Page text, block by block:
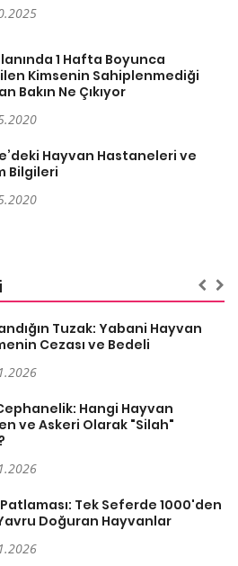
1 Hafta Boyunca
Kimsenin Sahiplenmediği
Bakın Ne Çıkıyor
Hayvan Hastaneleri ve
Bilgileri
Tuzak: Yabani Hayvan
Cezası ve Bedeli
Hangi Hayvan
ve Askeri Olarak "Silah"
Tek Seferde 1000'den
Doğuran Hayvanlar